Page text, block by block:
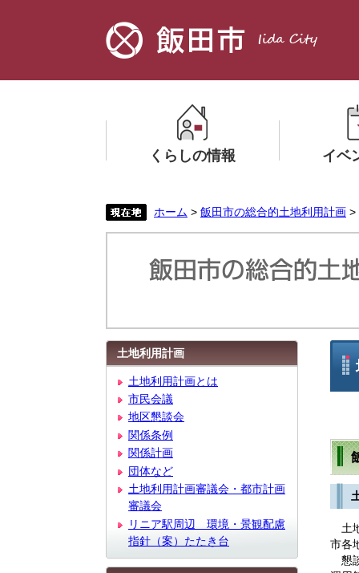
くらしの情報
メ
ニ
ら
く
イベ
メ
ニ
ー
ら
く
ホーム > 飯田市の総合的土地利用計画 >
土
市各
懇
土地利用計画
土地利用計画とは
市民会議
地区懇談会
関係条例
関係計画
団体など
土地利用計画審議会・都市計画
審議会
リニア駅周辺 環境・景観配慮
指針（案）たたき台